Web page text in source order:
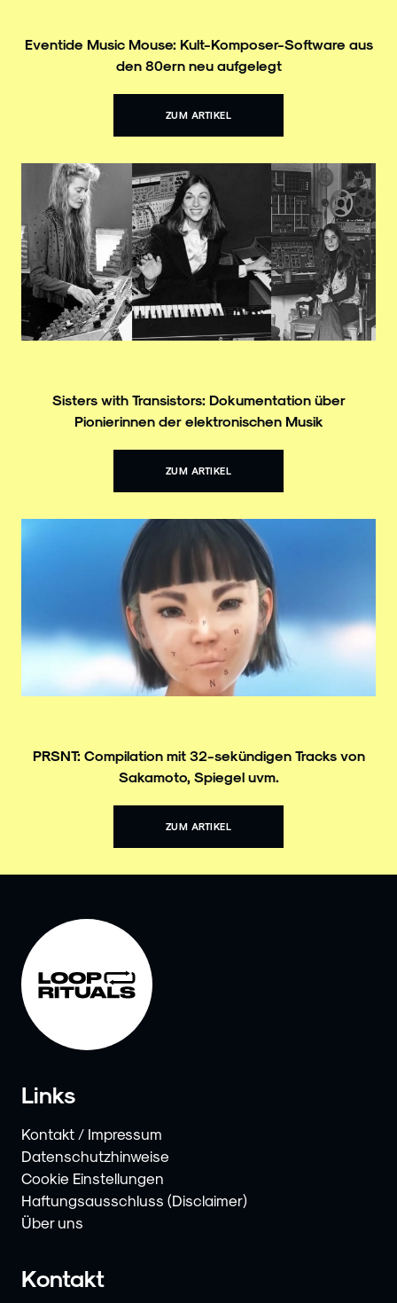
Eventide Music Mouse: Kult-Komposer-Software aus
den 80ern neu aufgelegt
ZUM ARTIKEL
Sisters with Transistors: Dokumentation über
Pionierinnen der elektronischen Musik
ZUM ARTIKEL
PRSNT: Compilation mit 32-sekündigen Tracks von
Sakamoto, Spiegel uvm.
ZUM ARTIKEL
Links
Kontakt / Impressum
Datenschutzhinweise
Cookie Einstellungen
Haftungsausschluss (Disclaimer)
Über uns
Kontakt